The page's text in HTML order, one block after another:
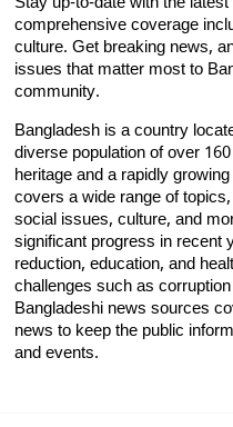
comprehensive coverage
culture. Get breaking news,
issues that matter most to
community.
Bangladesh is a country
diverse population of over
heritage and a rapidly
covers a wide range of
social issues, culture, and
significant progress in recent
reduction, education, and
challenges such as
Bangladeshi news sources
news to keep the public
and events.